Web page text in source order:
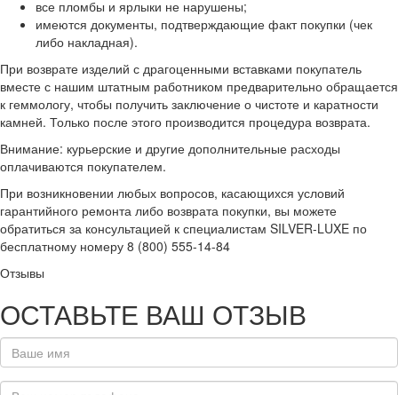
все пломбы и ярлыки не нарушены;
имеются документы, подтверждающие факт покупки (чек
либо накладная).
При возврате изделий с драгоценными вставками покупатель
вместе с нашим штатным работником предварительно обращается
к геммологу, чтобы получить заключение о чистоте и каратности
камней. Только после этого производится процедура возврата.
Внимание: курьерские и другие дополнительные расходы
оплачиваются покупателем.
При возникновении любых вопросов, касающихся условий
гарантийного ремонта либо возврата покупки, вы можете
обратиться за консультацией к специалистам SILVER-LUXE по
бесплатному номеру 8 (800) 555-14-84
Отзывы
ОСТАВЬТЕ ВАШ ОТЗЫВ